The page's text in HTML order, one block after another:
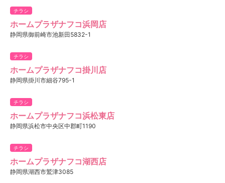
チラシ
ホームプラザナフコ浜岡店
静岡県御前崎市池新田5832-1
チラシ
ホームプラザナフコ掛川店
静岡県掛川市細谷795-1
チラシ
ホームプラザナフコ浜松東店
静岡県浜松市中央区中郡町1190
チラシ
ホームプラザナフコ湖西店
静岡県湖西市鷲津3085